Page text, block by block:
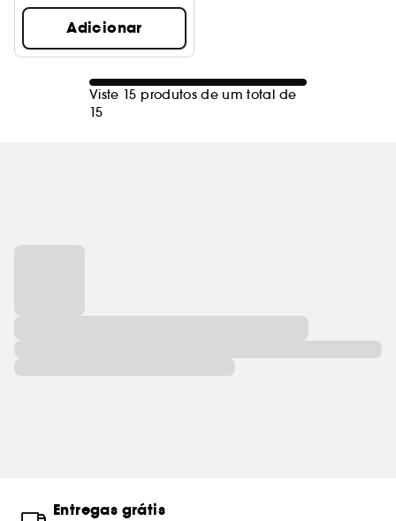
Adicionar
Viste 15 produtos de um total de
15
Entregas grátis